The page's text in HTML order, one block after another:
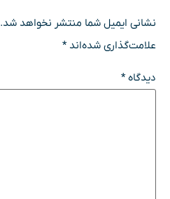
نشانی ایمیل شما منتشر نخواهد شد.
علامت‌گذاری شده‌اند*
دیدگاه*